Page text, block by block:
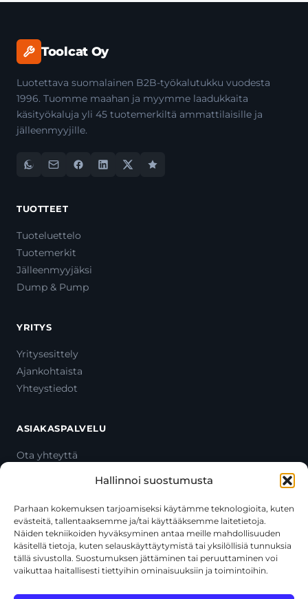
Hallinnoi suostumusta
Parhaan kokemuksen tarjoamiseksi käytämme teknologioita, kuten
evästeitä, tallentaaksemme ja/tai käyttääksemme laitetietoja.
Näiden tekniikoiden hyväksyminen antaa meille mahdollisuuden
käsitellä tietoja, kuten selauskäyttäytymistä tai yksilöllisiä tunnuksia
tällä sivustolla. Suostumuksen jättäminen tai peruuttaminen voi
vaikuttaa haitallisesti tiettyihin ominaisuuksiin ja toimintoihin.
Toolcat Oy
Luotettava suomalainen B2B-työkalutukku vuodesta
1996. Tuomme maahan ja myymme laadukkaita
käsityökaluja yli 45 tuotemerkiltä ammattilaisille ja
jälleenmyyjille.
TUOTTEET
Tuoteluettelo
Tuotemerkit
Jälleenmyyjäksi
Dump & Pump
YRITYS
Yritysesittely
Ajankohtaista
Yhteystiedot
ASIAKASPALVELU
Ota yhteyttä
Toimitustavat
Usein kysytyt kysymykset
+358 44 270 3795
asiakaspalvelu@toolcat.fi